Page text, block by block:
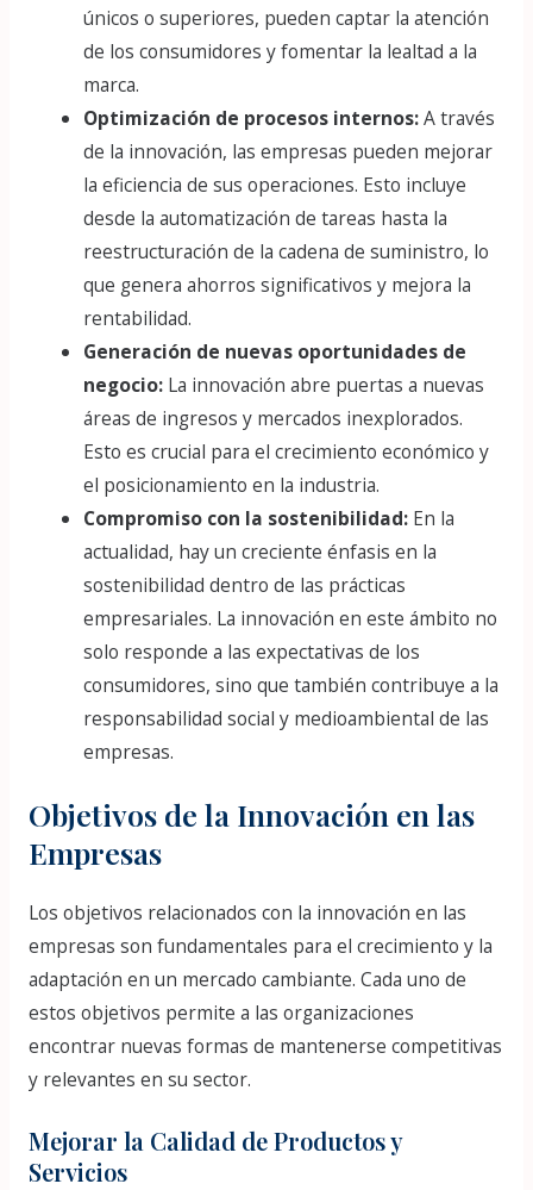
únicos o superiores, pueden captar la atención
de los consumidores y fomentar la lealtad a la
marca.
Optimización de procesos internos:A través
de la innovación, las empresas pueden mejorar
la eficiencia de sus operaciones. Esto incluye
desde la automatización de tareas hasta la
reestructuración de la cadena de suministro, lo
que genera ahorros significativos y mejora la
rentabilidad.
Generación de nuevas oportunidades de
negocio: La innovación abre puertas a nuevas
áreas de ingresos y mercados inexplorados.
Esto es crucial para el crecimiento económico y
el posicionamiento en la industria.
Compromiso con la sostenibilidad: En la
actualidad, hay un creciente énfasis en la
sostenibilidad dentro de las prácticas
empresariales. La innovación en este ámbito no
solo responde a las expectativas de los
consumidores, sino que también contribuye a la
responsabilidad social y medioambiental de las
empresas.
Objetivos de la Innovación en las
Empresas
Los objetivos relacionados con la innovación en las
empresas son fundamentales para el crecimiento y la
adaptación en un mercado cambiante. Cada uno de
estos objetivos permite a las organizaciones
encontrar nuevas formas de mantenerse competitivas
y relevantes en su sector.
Mejorar la Calidad de Productos y
Servicios